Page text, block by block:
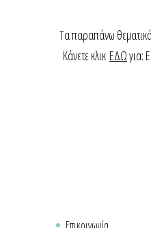
Τα παραπάνω
Κάνετε κλικ ΕΔΩγια: